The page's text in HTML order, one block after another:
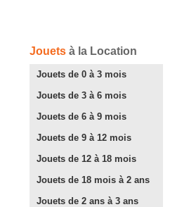
Jouets à la Location
Jouets de 0 à 3 mois
Jouets de 3 à 6 mois
Jouets de 6 à 9 mois
Jouets de 9 à 12 mois
Jouets de 12 à 18 mois
Jouets de 18 mois à 2 ans
Jouets de 2 ans à 3 ans